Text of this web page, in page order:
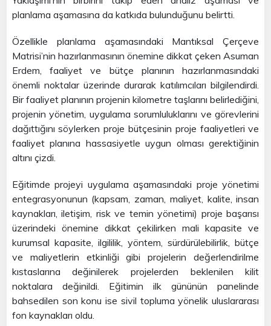
planlama aşamasına da katkıda bulunduğunu belirtti.
Özellikle planlama aşamasındaki Mantıksal Çerçeve
Matrisi’nin hazırlanmasının önemine dikkat çeken Asuman
Erdem, faaliyet ve bütçe planının hazırlanmasındaki
önemli noktalar üzerinde durarak katılımcıları bilgilendirdi.
Bir faaliyet planının projenin kilometre taşlarını belirlediğini,
projenin yönetim, uygulama sorumluluklarını ve görevlerini
dağıttığını söylerken proje bütçesinin proje faaliyetleri ve
faaliyet planına hassasiyetle uygun olması gerektiğinin
altını çizdi.
Eğitimde projeyi uygulama aşamasındaki proje yönetimi
entegrasyonunun (kapsam, zaman, maliyet, kalite, insan
kaynakları, iletişim, risk ve temin yönetimi) proje başarısı
üzerindeki önemine dikkat çekilirken mali kapasite ve
kurumsal kapasite, ilgililik, yöntem, sürdürülebilirlik, bütçe
ve maliyetlerin etkinliği gibi projelerin değerlendirilme
kıstaslarına değinilerek projelerden beklenilen kilit
noktalara değinildi. Eğitimin ilk gününün panelinde
bahsedilen son konu ise sivil topluma yönelik uluslararası
fon kaynakları oldu.